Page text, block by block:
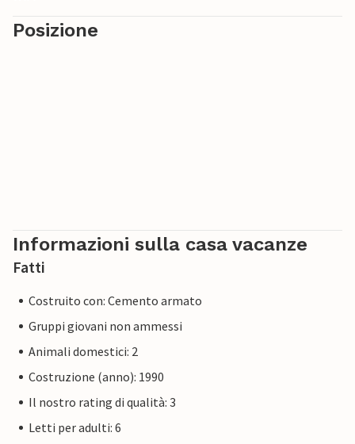
Posizione
Informazioni sulla casa vacanze
Fatti
Costruito con: Cemento armato
Gruppi giovani non ammessi
Animali domestici: 2
Costruzione (anno): 1990
Il nostro rating di qualità: 3
Letti per adulti: 6